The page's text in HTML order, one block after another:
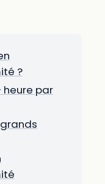
?
heure par
grands